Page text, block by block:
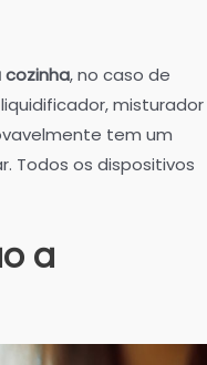
, no caso de
misturador
tem um
Todos os dispositivos
a